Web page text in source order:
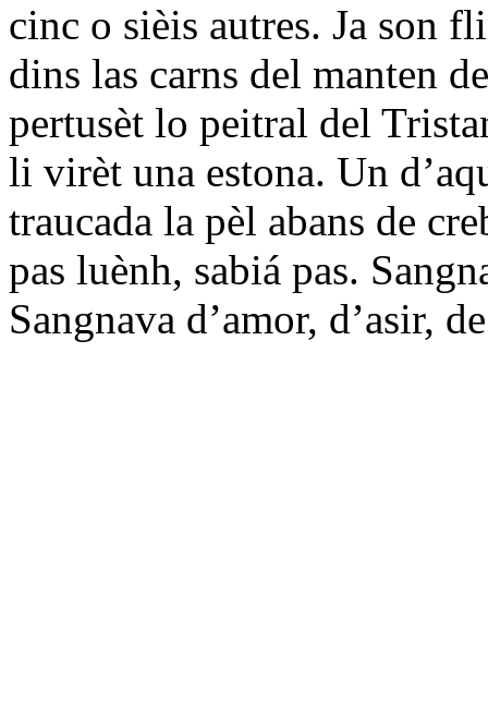
cinc o sièis autres. Ja son
dins las carns del manten
pertusèt lo peitral del
li virèt una estona. Un
traucada la pèl abans de
pas luènh, sabiá pas.
Sangnava d’amor, d’asir,